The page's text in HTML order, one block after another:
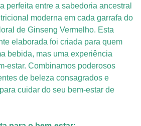
perfeita entre a sabedoria ancestral
moderna em cada garrafa do
de Ginseng Vermelho. Esta
elaborada foi criada para quem
bebida, mas uma experiência
estar. Combinamos poderosos
de beleza consagrados e
cuidar do seu bem-estar de